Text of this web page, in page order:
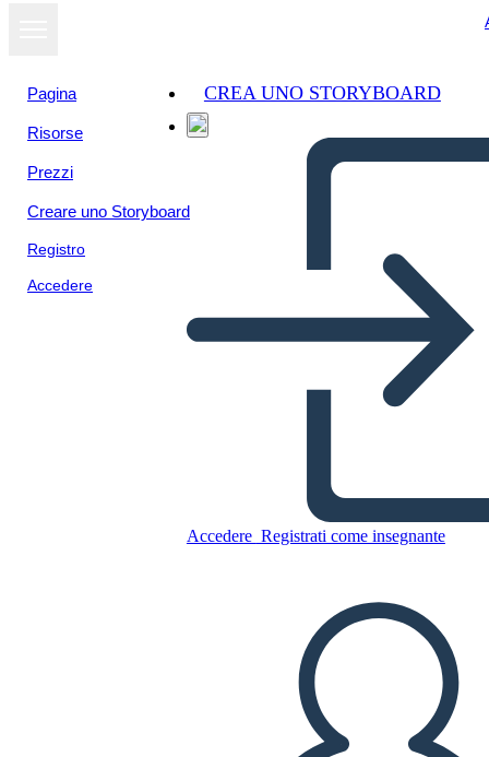
Pagina
Risorse
Prezzi
Creare uno Storyboard
Registro
Accedere
CREA UNO STORYBOARD
Accedere Registrati come insegnante
Poster di Citazione Sunburst
Copia questo Storyboard
CREARE UNO STORYBOARD